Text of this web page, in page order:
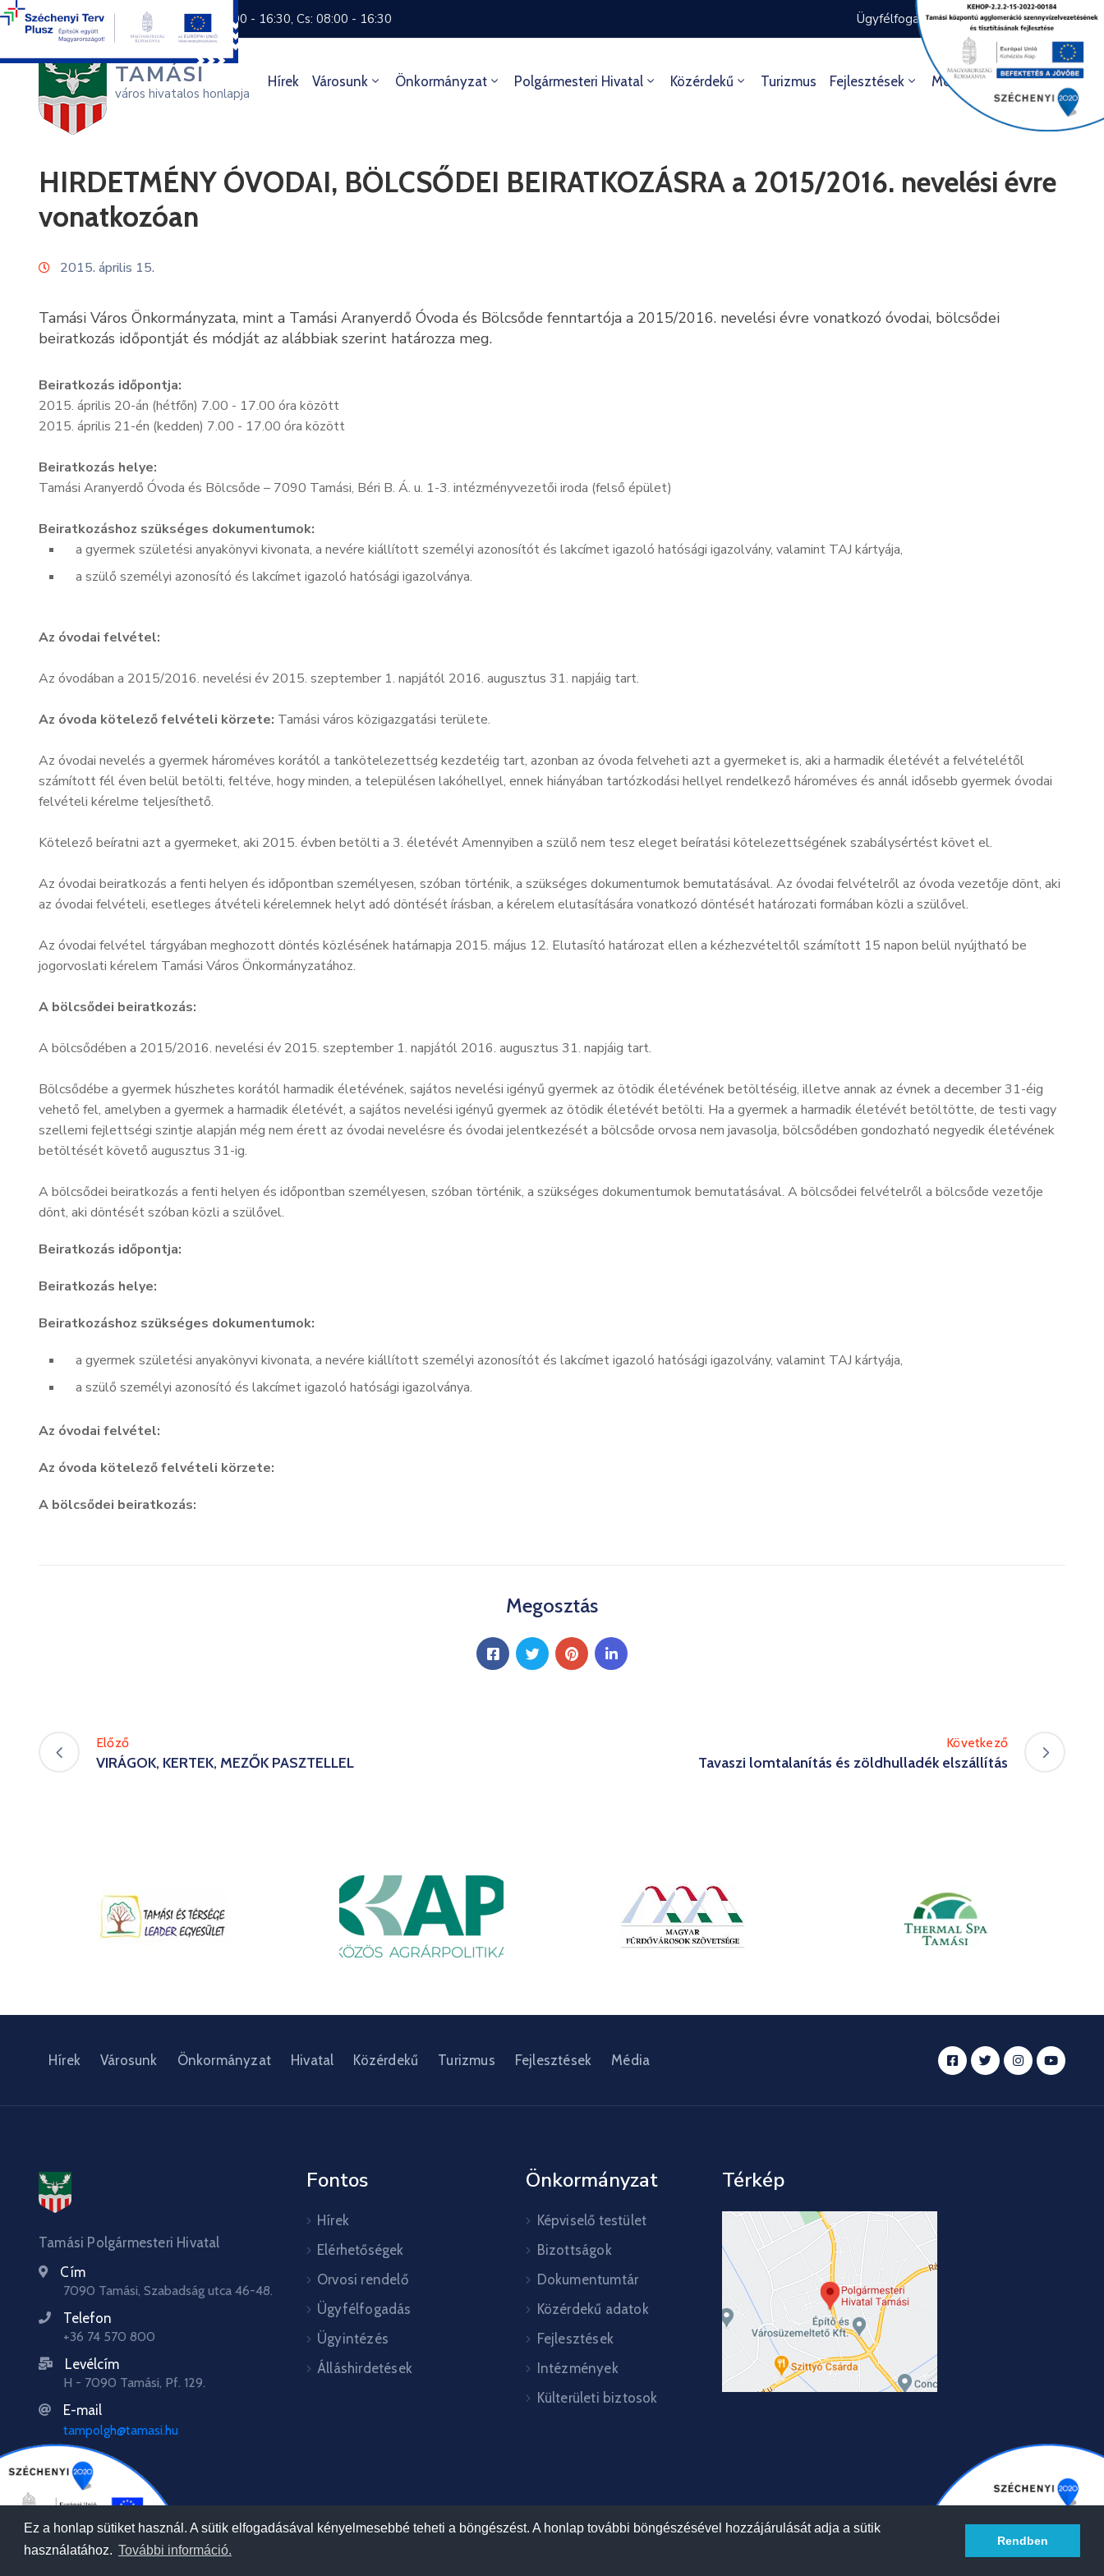
Ez a honlap sütiket használ. A sütik elfogadásával kényelmesebbé teheti a böngészést. A honlap további böngészésével hozzájárulását adja a sütik
használatához. További információ.
Rendben
+36 74 570 800 H: 8:00 - 16:30, Cs: 08:00 - 16:30 Ügyfélfogadás rendje Ügyintézés
TAMÁSI
város hivatalos honlapja
Hírek Városunk Önkormányzat Polgármesteri Hivatal Közérdekű Turizmus Fejlesztések Média Kultúra
HIRDETMÉNY ÓVODAI, BÖLCSŐDEI BEIRATKOZÁSRA a 2015/2016. nevelési évre
vonatkozóan
2015. április 15.
Tamási Város Önkormányzata, mint a Tamási Aranyerdő Óvoda és Bölcsőde fenntartója a 2015/2016. nevelési évre vonatkozó óvodai, bölcsődei
beiratkozás időpontját és módját az alábbiak szerint határozza meg.
Beiratkozás időpontja:
2015. április 20-án (hétfőn) 7.00 - 17.00 óra között
2015. április 21-én (kedden) 7.00 - 17.00 óra között
Beiratkozás helye:
Tamási Aranyerdő Óvoda és Bölcsőde – 7090 Tamási, Béri B. Á. u. 1-3. intézményvezetői iroda (felső épület)
Beiratkozáshoz szükséges dokumentumok:
a gyermek születési anyakönyvi kivonata, a nevére kiállított személyi azonosítót és lakcímet igazoló hatósági igazolvány, valamint TAJ kártyája,
a szülő személyi azonosító és lakcímet igazoló hatósági igazolványa.
Az óvodai felvétel:
Az óvodában a 2015/2016. nevelési év 2015. szeptember 1. napjától 2016. augusztus 31. napjáig tart.
Az óvoda kötelező felvételi körzete: Tamási város közigazgatási területe.
Az óvodai nevelés a gyermek hároméves korától a tankötelezettség kezdetéig tart, azonban az óvoda felveheti azt a gyermeket is, aki a harmadik életévét a felvételétől
számított fél éven belül betölti, feltéve, hogy minden, a településen lakóhellyel, ennek hiányában tartózkodási hellyel rendelkező hároméves és annál idősebb gyermek óvodai
felvételi kérelme teljesíthető.
Kötelező beíratni azt a gyermeket, aki 2015. évben betölti a 3. életévét Amennyiben a szülő nem tesz eleget beíratási kötelezettségének szabálysértést követ el.
Az óvodai beiratkozás a fenti helyen és időpontban személyesen, szóban történik, a szükséges dokumentumok bemutatásával. Az óvodai felvételről az óvoda vezetője dönt, aki
az óvodai felvételi, esetleges átvételi kérelemnek helyt adó döntését írásban, a kérelem elutasítására vonatkozó döntését határozati formában közli a szülővel.
Az óvodai felvétel tárgyában meghozott döntés közlésének határnapja 2015. május 12. Elutasító határozat ellen a kézhezvételtől számított 15 napon belül nyújtható be
jogorvoslati kérelem Tamási Város Önkormányzatához.
A bölcsődei beiratkozás:
A bölcsődében a 2015/2016. nevelési év 2015. szeptember 1. napjától 2016. augusztus 31. napjáig tart.
Bölcsődébe a gyermek húszhetes korától harmadik életévének, sajátos nevelési igényű gyermek az ötödik életévének betöltéséig, illetve annak az évnek a december 31-éig
vehető fel, amelyben a gyermek a harmadik életévét, a sajátos nevelési igényű gyermek az ötödik életévét betölti. Ha a gyermek a harmadik életévét betöltötte, de testi vagy
szellemi fejlettségi szintje alapján még nem érett az óvodai nevelésre és óvodai jelentkezését a bölcsőde orvosa nem javasolja, bölcsődében gondozható negyedik életévének
betöltését követő augusztus 31-ig.
A bölcsődei beiratkozás a fenti helyen és időpontban személyesen, szóban történik, a szükséges dokumentumok bemutatásával. A bölcsődei felvételről a bölcsőde vezetője
dönt, aki döntését szóban közli a szülővel.
Beiratkozás időpontja:
Beiratkozás helye:
Beiratkozáshoz szükséges dokumentumok:
a gyermek születési anyakönyvi kivonata, a nevére kiállított személyi azonosítót és lakcímet igazoló hatósági igazolvány, valamint TAJ kártyája,
a szülő személyi azonosító és lakcímet igazoló hatósági igazolványa.
Az óvodai felvétel:
Az óvoda kötelező felvételi körzete:
A bölcsődei beiratkozás:
Megosztás
Előző
VIRÁGOK, KERTEK, MEZŐK PASZTELLEL
Következő
Tavaszi lomtalanítás és zöldhulladék elszállítás
Hírek Városunk Önkormányzat Hivatal Közérdekű Turizmus Fejlesztések Média
Tamási Polgármesteri Hivatal
Cím
7090 Tamási, Szabadság utca 46-48.
Telefon
+36 74 570 800
Levélcím
H - 7090 Tamási, Pf. 129.
E-mail
tampolgh@tamasi.hu
Fontos
Hírek
Elérhetőségek
Orvosi rendelő
Ügyfélfogadás
Ügyintézés
Álláshirdetések
Önkormányzat
Képviselő testület
Bizottságok
Dokumentumtár
Közérdekű adatok
Fejlesztések
Intézmények
Külterületi biztosok
Térkép